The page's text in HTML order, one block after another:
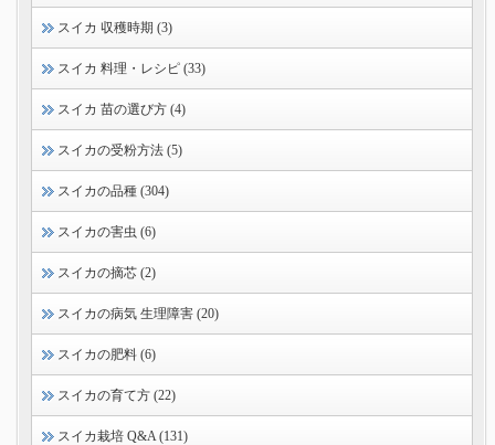
スイカ 収穫時期 (3)
スイカ 料理・レシピ (33)
スイカ 苗の選び方 (4)
スイカの受粉方法 (5)
スイカの品種 (304)
スイカの害虫 (6)
スイカの摘芯 (2)
スイカの病気 生理障害 (20)
スイカの肥料 (6)
スイカの育て方 (22)
スイカ栽培 Q&A (131)